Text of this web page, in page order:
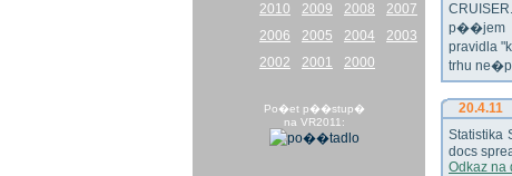
2010
2009 2008
2007
2006
2005 2004
2003
2002
2001 2000
Po�et p��stup�
na VR2011:
p��jem
pravidla
trhu
20.4.11
Statistika
docs
Odkaz na